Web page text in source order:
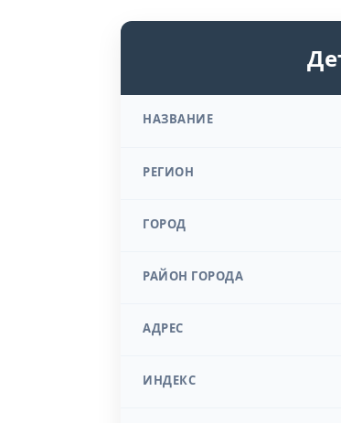
НАЗВАНИЕ
РЕГИОН
ГОРОД
РАЙОН ГОРОДА
АДРЕС
ИНДЕКС